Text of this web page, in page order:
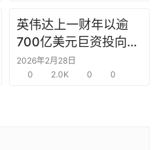
英伟达上一财年以逾
700亿美元巨资投向合
作方，竭力巩固AI芯片
需求
2026年2月28日
0
2.0K 0 0